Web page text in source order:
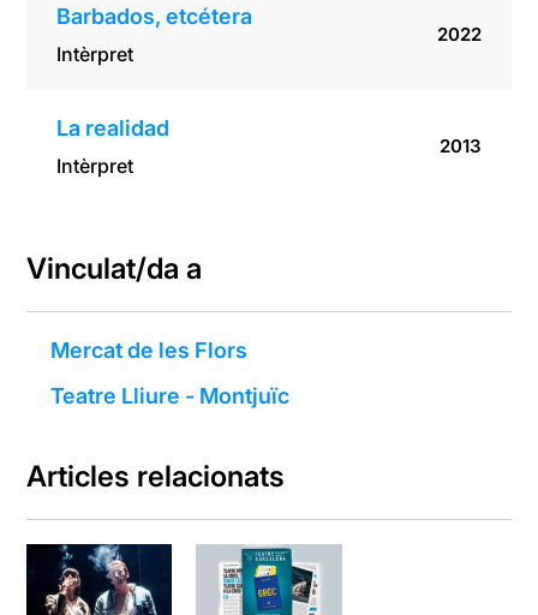
Barbados, etcétera
Intèrpret
2022
La realidad
Intèrpret
2013
Vinculat/da a
Mercat de les Flors
Teatre Lliure - Montjuïc
Articles relacionats